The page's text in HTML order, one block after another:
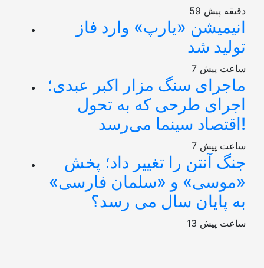
59 دقیقه پیش
انیمیشن «یارپ» وارد فاز
تولید شد
7 ساعت پیش
ماجرای سنگ مزار اکبر عبدی؛
اجرای طرحی که به تحول
اقتصاد سینما می‌رسد!
7 ساعت پیش
جنگ آنتن را تغییر داد؛ پخش
«موسی» و «سلمان فارسی»
به پایان سال می رسد؟
13 ساعت پیش